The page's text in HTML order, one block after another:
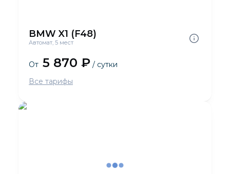
BMW X1 (F48)
Автомат, 5 мест
От 5 870 ₽ / сутки
Все тарифы